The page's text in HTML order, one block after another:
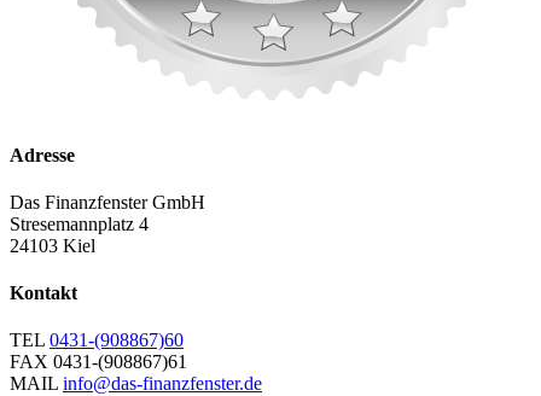
Adresse
Das Finanzfenster GmbH
Stresemannplatz 4
24103 Kiel
Kontakt
TEL 0431-(908867)60
FAX 0431-(908867)61
MAIL info@das-finanzfenster.de